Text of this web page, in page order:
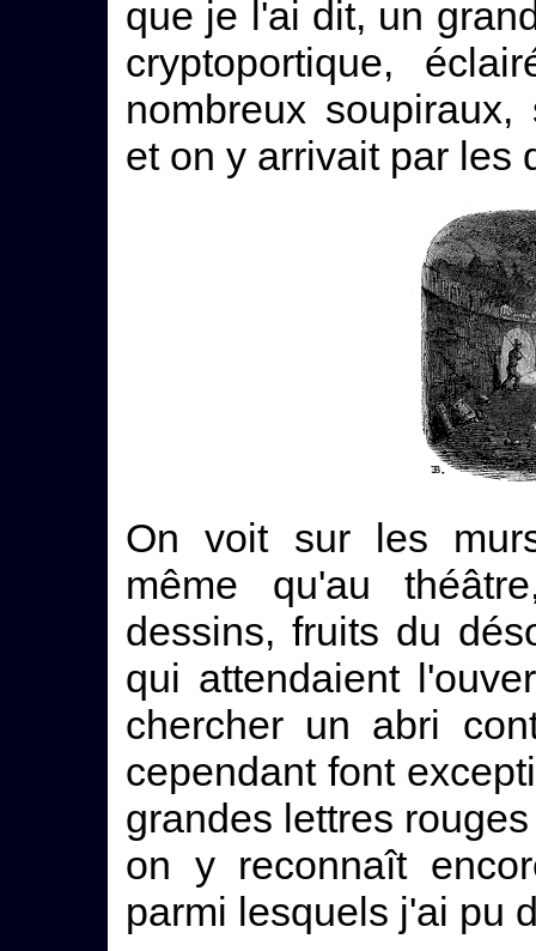
que je l'ai dit, un
cryptoportique,
nombreux
et on y arrivait par les
On voit sur les
même qu'au
dessins, fruits du
qui attendaient
chercher un abri
cependant font
grandes lettres
on y reconnaît
parmi lesquels j'ai pu